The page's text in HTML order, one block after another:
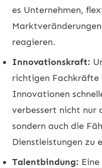
es Unternehmen,
reagieren.
Innovationskraft:
richtigen Fachkräfte
Innovationen
verbessert nicht
sondern auch die
Dienstleistungen zu
Talentbindung: